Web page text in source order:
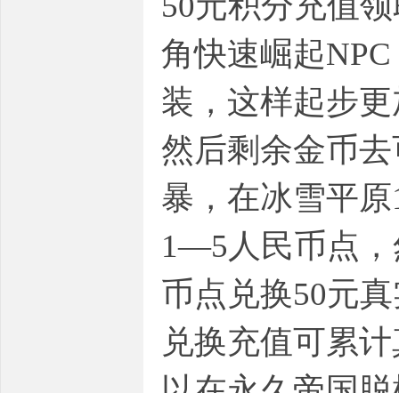
角快速崛起
装，这样起步
然后剩余金币
暴，在冰雪平
1—5人民币点，
币点兑换50元
兑换充值可累